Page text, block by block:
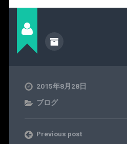
2015年8月28日
ブログ
Previous post